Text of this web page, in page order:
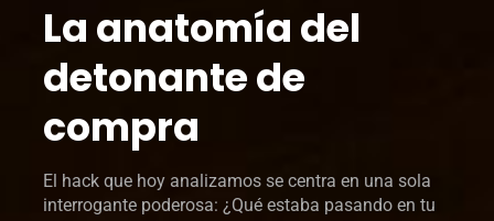
La anatomía del
detonante de
compra
El hack que hoy analizamos se centra en una sola
interrogante poderosa: ¿Qué estaba pasando en tu